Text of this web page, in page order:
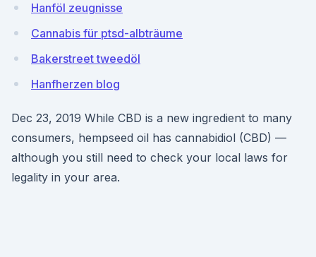
Hanföl zeugnisse
Cannabis für ptsd-albträume
Bakerstreet tweedöl
Hanfherzen blog
Dec 23, 2019 While CBD is a new ingredient to many
consumers, hempseed oil has cannabidiol (CBD) —
although you still need to check your local laws for
legality in your area.